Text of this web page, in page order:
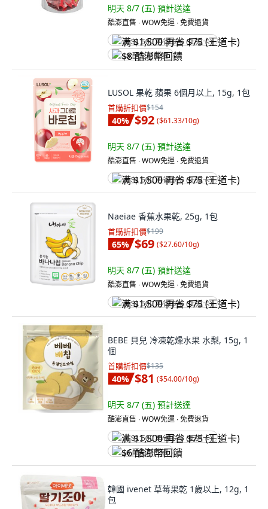
明天 8/7 (五) 預計送達
酷澎直售 ∙ WOW免運 ∙ 免費退貨
满 $1,500 再省 $75 (王道卡)
$8 酷澎幣回饋
LUSOL 果乾 蘋果 6個月以上, 15g, 1包
首購折扣價$154
40% $92 ($61.33/10g)
明天 8/7 (五) 預計送達
酷澎直售 ∙ WOW免運 ∙ 免費退貨
满 $1,500 再省 $75 (王道卡)
Naeiae 香蕉水果乾, 25g, 1包
首購折扣價$199
65% $69 ($27.60/10g)
明天 8/7 (五) 預計送達
酷澎直售 ∙ WOW免運 ∙ 免費退貨
满 $1,500 再省 $75 (王道卡)
BEBE 貝兒 冷凍乾燥水果 水梨, 15g, 1
個
首購折扣價$135
40% $81 ($54.00/10g)
明天 8/7 (五) 預計送達
酷澎直售 ∙ WOW免運 ∙ 免費退貨
满 $1,500 再省 $75 (王道卡)
$6 酷澎幣回饋
韓國 ivenet 草莓果乾 1歲以上, 12g, 1
包